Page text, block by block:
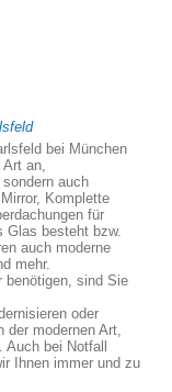
bei München
Art an,
auch
Komplette
für
Glas besteht bzw.
auch moderne
mehr.
benötigen, sind Sie
oder
der modernen Art,
bei Notfall
Ihnen immer und zu